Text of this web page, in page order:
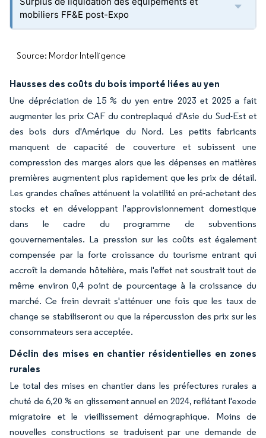
mobiliers FF&E post-Expo
Source: Mordor Intelligence
Hausses des coûts du bois importé liées au yen
Une dépréciation de 15 % du yen entre 2023 et 2025 a fait
augmenter les prix CAF du contreplaqué d'Asie du Sud-Est et
des bois durs d'Amérique du Nord. Les petits fabricants
manquent de capacité de couverture et subissent une
compression des marges alors que les dépenses en matières
premières augmentent plus rapidement que les prix de détail.
Les grandes chaînes atténuent la volatilité en pré-achetant des
stocks et en développant l'approvisionnement domestique
dans le cadre du programme de subventions
gouvernementales. La pression sur les coûts est également
compensée par la forte croissance du tourisme entrant qui
accroît la demande hôtelière, mais l'effet net soustrait tout de
même environ 0,4 point de pourcentage à la croissance du
marché. Ce frein devrait s'atténuer une fois que les taux de
change se stabiliseront ou que la répercussion des prix sur les
consommateurs sera acceptée.
Déclin des mises en chantier résidentielles en zones
rurales
Le total des mises en chantier dans les préfectures rurales a
chuté de 6,20 % en glissement annuel en 2024, reflétant l'exode
migratoire et le vieillissement démographique. Moins de
nouvelles constructions se traduisent par une demande de